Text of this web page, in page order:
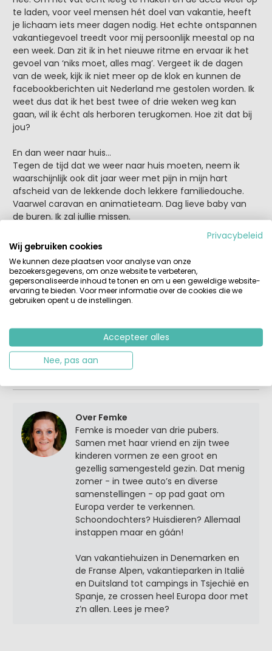
te laden, voor veel mensen hét doel van vakantie, heeft
je lichaam iets meer dagen nodig. Het echte ontspannen
vakantiegevoel treedt voor mij persoonlijk meestal op na
een week. Dan zit ik in het nieuwe ritme en ervaar ik het
gevoel van ‘niks moet, alles mag’. Vergeet ik de dagen
van de week, kijk ik niet meer op de klok en kunnen de
facebookberichten uit Nederland me gestolen worden. Ik
weet dus dat ik het best twee of drie weken weg kan
gaan, wil ik écht als herboren terugkomen. Hoe zit dat bij
jou?
En dan weer naar huis…
Tegen de tijd dat we weer naar huis moeten, neem ik
waarschijnlijk ook dit jaar weer met pijn in mijn hart
afscheid van de lekkende doch lekkere familiedouche.
Vaarwel caravan en animatieteam. Dag lieve baby van
de buren. Ik zal jullie missen.
Aan alle mooie dingen komt een eind. En je moet soms
even doorzetten om het mooie van de dingen te zien!
* uit onderzoek in mijn vrienden- en kennissenkring
Tags: beleving camping internet kamperen
kinderen
nagenieten
verslag
Zuid-Frankrijk
Over Femke
Femke is moeder van drie pubers.
Samen met haar vriend en zijn twee
kinderen vormen ze een groot en
gezellig samengesteld gezin. Dat menig
zomer - in twee auto’s en diverse
samenstellingen - op pad gaat om
Europa verder te verkennen.
Schoondochters? Huisdieren? Allemaal
instappen maar en gáán!
Van vakantiehuizen in Denemarken en
de Franse Alpen, vakantieparken in Italië
en Duitsland tot campings in Tsjechië en
Spanje, ze crossen heel Europa door met
z’n allen. Lees je mee?
Privacybeleid
Wij gebruiken cookies
We kunnen deze plaatsen voor analyse van onze
bezoekersgegevens, om onze website te verbeteren,
gepersonaliseerde inhoud te tonen en om u een geweldige website-
ervaring te bieden. Voor meer informatie over de cookies die we
gebruiken opent u de instellingen.
Accepteer alles
Nee, pas aan